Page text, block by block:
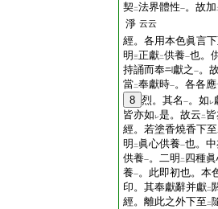
契二法界體性一。故加
淨 云云
經。各用本色眞言
明 三正獻二供養一也。
持誦而奉
獻之 一。
當二奉獻時一。各各應
8 烈。其名 一。如 レ
皆亦如 レ是。故云 二
經。若塗香燒香下至
明 二 眞心供養一也。
供養一。二明 二 四種
養一。此即初也。本
印。其奉獻辭并獻二
經。離此之外下至 二